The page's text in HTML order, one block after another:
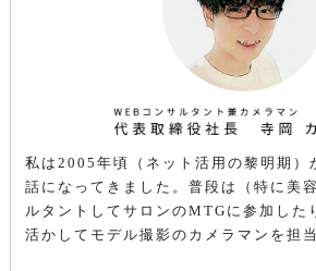
私は2005年頃（ネット活用の黎明期）
話になってきました。普段は（特に美
ルタントしてサロンのMTGに参加した
活かしてモデル撮影のカメラマンを担